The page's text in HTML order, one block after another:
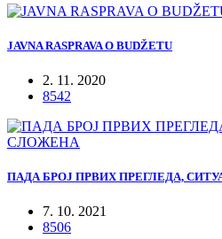
JAVNA RASPRAVA O BUDŽETU
2. 11. 2020
8542
ПАДА БРОЈ ПРВИХ ПРЕГЛЕДА,
7. 10. 2021
8506